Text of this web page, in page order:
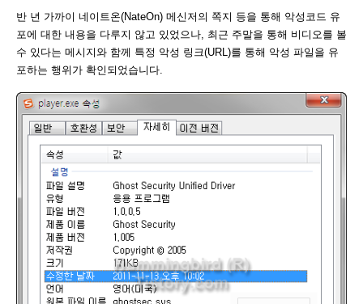
반 년 가까이 네이트온(NateOn) 메신저의 쪽지 등을 통해 악성코드 유
포에 대한 내용을 다루지 않고 있었으나, 최근 주말을 통해 비디오를 볼
수 있다는 메시지와 함께 특정 악성 링크(URL)를 통해 악성 파일을 유
포하는 행위가 확인되었습니다.